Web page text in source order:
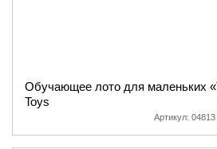
Обучающее лото для маленьких
Toys
Артикул: 04813